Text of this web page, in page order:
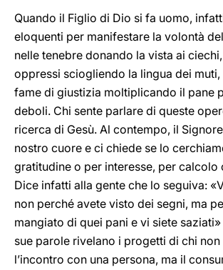
Quando il Figlio di Dio si fa uomo,
eloquenti per manifestare la volontà
nelle tenebre donando la vista ai
oppressi sciogliendo la lingua dei muti,
fame di giustizia moltiplicando il pane
deboli. Chi sente parlare di queste
ricerca di Gesù. Al contempo, il
nostro cuore e ci chiede se lo
gratitudine o per interesse, per calcolo
Dice infatti alla gente che lo seguiva:
non perché avete visto dei segni, ma
mangiato di quei pani e vi siete saziati»
sue parole rivelano i progetti di chi non
l’incontro con una persona, ma il